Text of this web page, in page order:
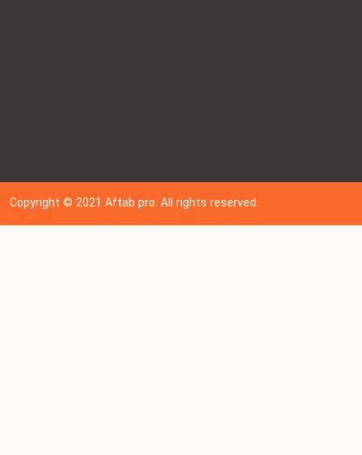
Copyright © 202 1Aftab pro. All rights reserved.